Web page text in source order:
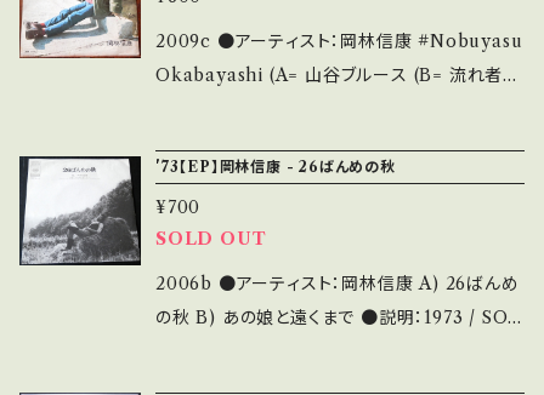
古という事をご理解して頂ける方のご購入をお
願い致します。 Please purchase it if you u
ご覧ください。 https://onbankutsu.thebase.i
n/items/14252144 お知らせ等は、About 画
面にてご確認ください。
収録曲。 【Condition】 Jacket/Record：B/B
(国内盤) *B=目立つスレ傷あり _________
等も無く、痛みも薄い B・多少痛み・キズなど見
られる C・痛み多・キズ多く痛み多 その他、+ -
で補足しています。 *中古という事をご理解して
頂ける方のご購入をお願い致します。 Please p
urchase it if you understand that it is se
2009c ●アーティスト：岡林信康 #Nobuyasu
Okabayashi (A= 山谷ブルース (B= 流れ者
見方】 商品列に並ぶ ■状態・説明 / 発送につい
て■ をご覧ください。 お知らせ等は、About 画
面にてご確認ください。
'73【EP】岡林信康 - 26ばんめの秋
¥700
SOLD OUT
2006b ●アーティスト：岡林信康 A) 26ばんめ
の秋 B) あの娘と遠くまで ●説明：1973 / SOL